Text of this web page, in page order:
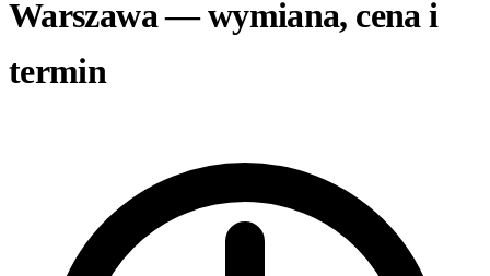
Warszawa — wymiana, cena i
termin